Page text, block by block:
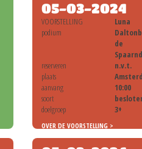
05-03-2024
VOORSTELLING
Luna
podium
de
reserveren
n.v.t.
plaats
aanvang
10:00
soort
doelgroep
3+
OVER DE VOORSTELLING >